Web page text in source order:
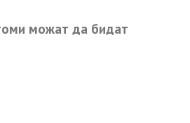
можат да бидат